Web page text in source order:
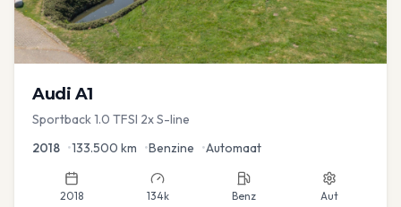
Audi A1
Sportback 1.0 TFSI 2x S-line
2018 •133.500 km •Benzine •Automaat
2018 134k Benz Aut